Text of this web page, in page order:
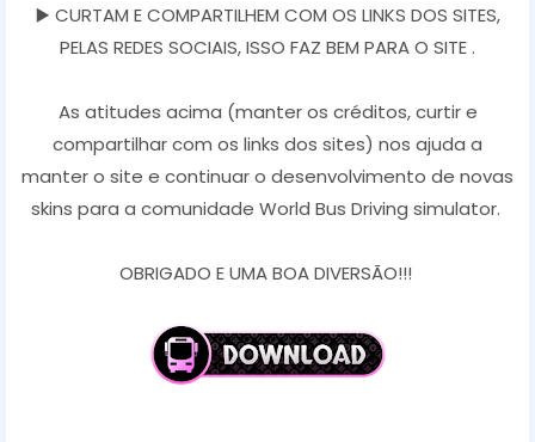
▶️ CURTAM E COMPARTILHEM COM OS LINKS DOS SITES,
PELAS REDES SOCIAIS, ISSO FAZ BEM PARA O SITE .
As atitudes acima (manter os créditos, curtir e
compartilhar com os links dos sites) nos ajuda a
manter o site e continuar o desenvolvimento de novas
skins para a comunidade World Bus Driving simulator.
OBRIGADO E UMA BOA DIVERSÃO!!!